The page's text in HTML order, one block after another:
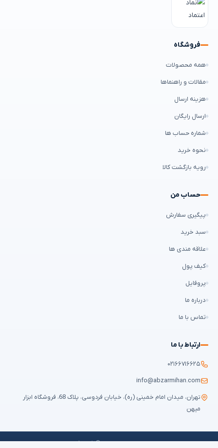
فروشگاه
همه محصولات
مقالات و راهنماها
هزینه ارسال
ارسال رایگان
شماره حساب ها
نحوه خرید
رویه بازگشت کالا
حساب من
پیگیری سفارش
سبد خرید
علاقه مندی ها
کیف پول
پروفایل
درباره ما
تماس با ما
ارتباط با ما
۰۲۱۶۶۷۱۶۶۲۵
info@abzarmihan.com
تهران، میدان امام خمینی (ره)، خیابان فردوسی، پلاک 68، فروشگاه ابزار
میهن
تمامی حقوق برایابزار میهنمحفوظ است © ۲۰۲۶ | طراحی سایت و سئو: ایران